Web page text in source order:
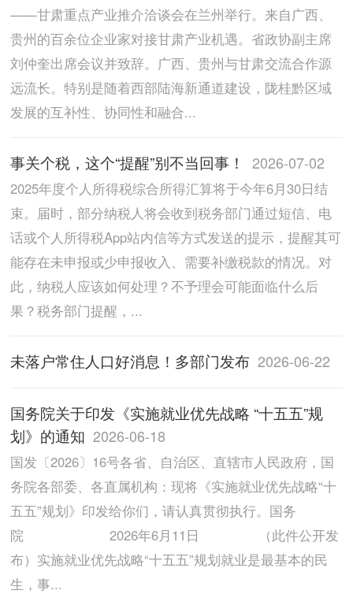
——甘肃重点产业推介洽谈会在兰州举行。来自广西、
贵州的百余位企业家对接甘肃产业机遇。省政协副主席
刘仲奎出席会议并致辞。广西、贵州与甘肃交流合作源
远流长。特别是随着西部陆海新通道建设，陇桂黔区域
发展的互补性、协同性和融合...
事关个税，这个“提醒”别不当回事！ 2026-07-02
2025年度个人所得税综合所得汇算将于今年6月30日结
束。届时，部分纳税人将会收到税务部门通过短信、电
话或个人所得税App站内信等方式发送的提示，提醒其可
能存在未申报或少申报收入、需要补缴税款的情况。对
此，纳税人应该如何处理？不予理会可能面临什么后
果？税务部门提醒，...
未落户常住人口好消息！多部门发布 2026-06-22
国务院关于印发《实施就业优先战略 “十五五”规
划》的通知 2026-06-18
国发〔2026〕16号各省、自治区、直辖市人民政府，国
务院各部委、各直属机构：现将《实施就业优先战略“十
五五”规划》印发给你们，请认真贯彻执行。国务
院 2026年6月11日 （此件公开发
布）实施就业优先战略“十五五”规划就业是最基本的民
生，事...